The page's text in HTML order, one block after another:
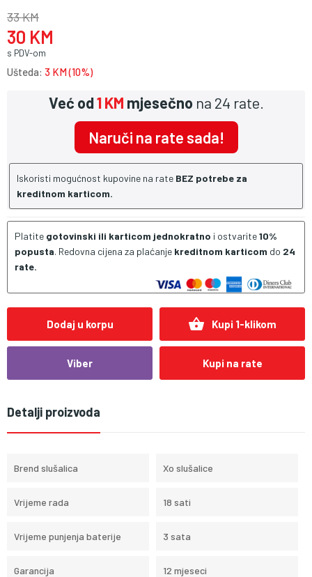
33 KM
30 KM
s PDV-om
Ušteda: 3 KM (10%)
Već od1 KM mjesečno na 24 rate.
Naruči na rate sada!
Iskoristi mogućnost kupovine na rate BEZ potrebe za
kreditnom karticom.
Platite gotovinski ili karticom jednokratno i ostvarite10%
popusta. Redovna cijena za plaćanje kreditnom karticom do 24
rate.
Dodaj u korpu shopping_basket Kupi 1-klikom
Viber Kupi na rate
Detalji proizvoda
Brend slušalica Xo slušalice
Vrijeme rada 18 sati
Vrijeme punjenja baterije 3 sata
Garancija 12 mjeseci